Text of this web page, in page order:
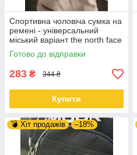
Спортивна чоловіча сумка на
ремені - універсальний
міський варіант the north face
Готово до відправки
283 ₴ 344 ₴
Купити
💣 Хіт продажів –18%